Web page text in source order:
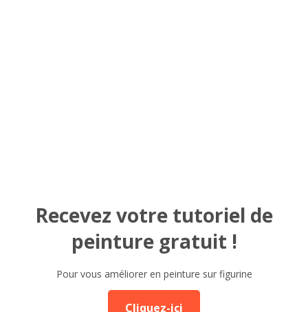
Recevez votre tutoriel de
peinture gratuit !
Pour vous améliorer en peinture sur figurine
Cliquez-ici